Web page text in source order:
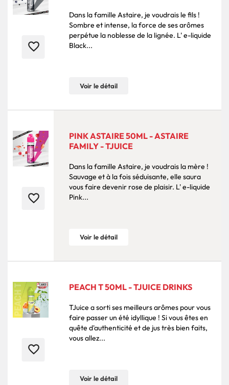
favorite_border
Dans la famille Astaire, je voudrais le fils !
Sombre et intense, la force de ses arômes
perpétue la noblesse de la lignée. L' e-liquide
Black...
Voir le détail
favorite_border
PINK ASTAIRE 50ML - ASTAIRE
FAMILY - TJUICE
Dans la famille Astaire, je voudrais la mère !
Sauvage et à la fois séduisante, elle saura
vous faire devenir rose de plaisir. L' e-liquide
Pink...
Voir le détail
favorite_border
PEACH T 50ML - TJUICE DRINKS
TJuice a sorti ses meilleurs arômes pour vous
faire passer un été idyllique ! Si vous êtes en
quête d'authenticité et de jus très bien faits,
vous allez...
Voir le détail